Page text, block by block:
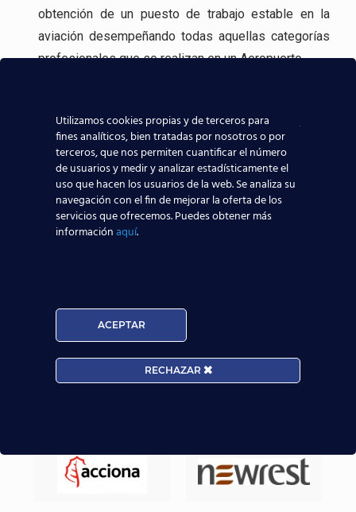
obtención de un puesto de trabajo estable en la
aviación desempeñando todas aquellas categorías
profesionales que se realizan en un Aeropuerto.
aeronáutica, tenemos
contacto directo con las
compañías aeronáuticas, lo que sin duda ayudará a
que todos los alumnos de nuestros centros
aeronáuticos destaquen y consigan mejores y
mayores posibilidades reales de trabajar en el
sector aeronáutico.
Utilizamos cookies propias y de terceros para
fines analíticos, bien tratadas por nosotros o por
terceros, que nos permiten cuantificar el número
de usuarios y medir y analizar estadísticamente el
uso que hacen los usuarios de la web. Se analiza su
navegación con el fin de mejorar la oferta de los
servicios que ofrecemos. Puedes obtener más
informaciónaquí.
ACEPTAR
RECHAZAR